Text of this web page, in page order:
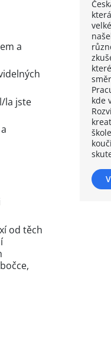
kde
a
la jste
od těch